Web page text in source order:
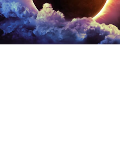
Časopis
Sledujte prima+